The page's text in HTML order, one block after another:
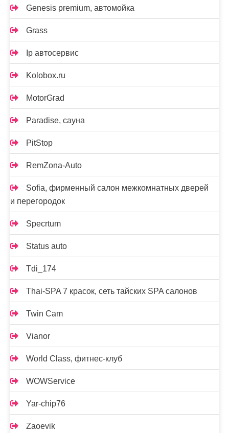
Genesis premium, автомойка
Grass
Ip автосервис
Kolobox.ru
MotorGrad
Paradise, сауна
PitStop
RemZona-Auto
Sofia, фирменный салон межкомнатных дверей
и перегородок
Specrtum
Status auto
Tdi_174
Thai-SPA 7 красок, сеть тайских SPA салонов
Twin Cam
Vianor
World Class, фитнес-клуб
WOWService
Yar-chip76
Zaoevik